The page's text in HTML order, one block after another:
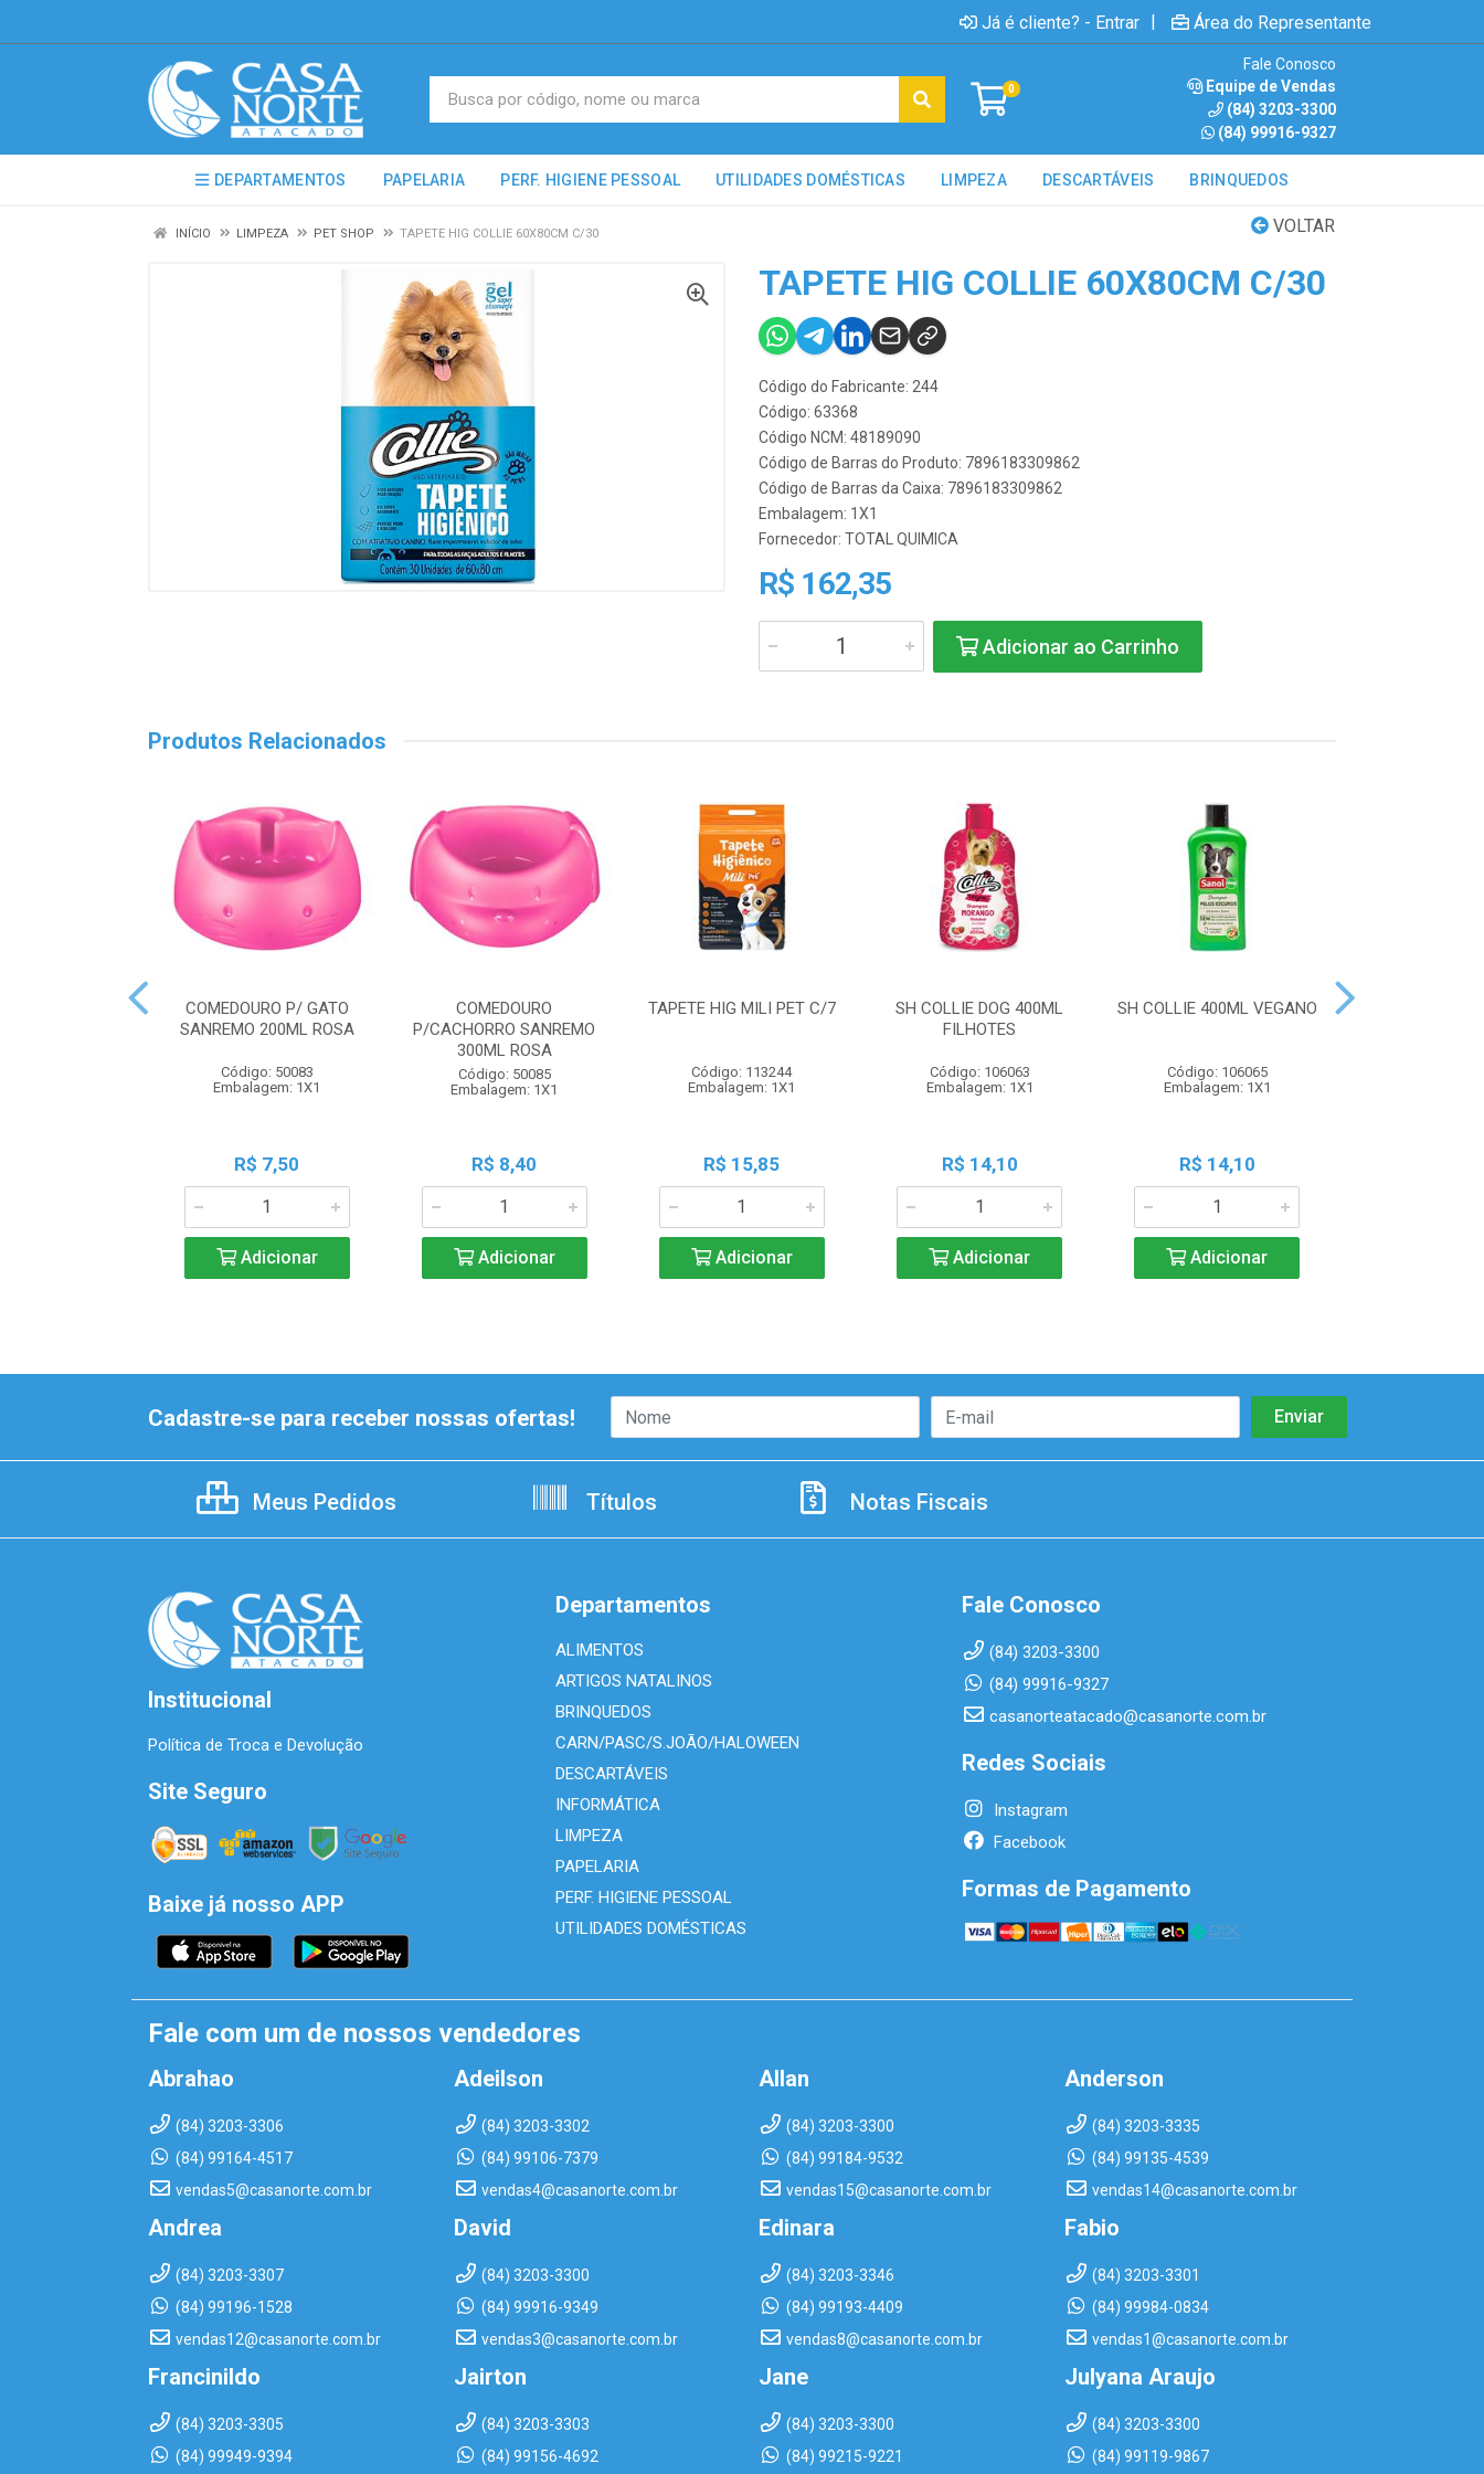
Já é cliente? - Entrar | Área do Representante
0
Fale Conosco
Equipe de Vendas
(84) 3203-3300
(84) 99916-9327
DEPARTAMENTOS PAPELARIA PERF. HIGIENE PESSOAL UTILIDADES DOMÉSTICAS LIMPEZA DESCARTÁVEIS BRINQUEDOS
VOLTAR
INÍCIO LIMPEZA PET SHOP TAPETE HIG COLLIE 60X80CM C/30
TAPETE HIG COLLIE 60X80CM C/30
Código do Fabricante: 244
Código: 63368
Código NCM: 48189090
Código de Barras do Produto: 7896183309862
Código de Barras da Caixa: 7896183309862
Embalagem: 1X1
Fornecedor: TOTAL QUIMICA
R$ 162,35
Adicionar ao Carrinho
Produtos Relacionados
COMEDOURO P/ GATO
SANREMO 200ML ROSA
Código: 50083
Embalagem: 1X1
R$ 7,50
Adicionar
COMEDOURO
P/CACHORRO SANREMO
300ML ROSA
Código: 50085
Embalagem: 1X1
R$ 8,40
Adicionar
TAPETE HIG MILI PET C/7
Código: 113244
Embalagem: 1X1
R$ 15,85
Adicionar
SH COLLIE DOG 400ML
FILHOTES
Código: 106063
Embalagem: 1X1
R$ 14,10
Adicionar
SH COLLIE 400ML VEGANO
Código: 106065
Embalagem: 1X1
R$ 14,10
Adicionar
Cadastre-se para receber nossas ofertas!
Meus Pedidos Títulos Notas Fiscais
Institucional
Política de Troca e Devolução
Site Seguro
Baixe já nosso APP
Departamentos
ALIMENTOS
ARTIGOS NATALINOS
BRINQUEDOS
CARN/PASC/S.JOÃO/HALOWEEN
DESCARTÁVEIS
INFORMÁTICA
LIMPEZA
PAPELARIA
PERF. HIGIENE PESSOAL
UTILIDADES DOMÉSTICAS
Fale Conosco
(84) 3203-3300
(84) 99916-9327
casanorteatacado@casanorte.com.br
Redes Sociais
Instagram
Facebook
Formas de Pagamento
Fale com um de nossos vendedores
Abrahao
(84) 3203-3306
(84) 99164-4517
vendas5@casanorte.com.br
Adeilson
(84) 3203-3302
(84) 99106-7379
vendas4@casanorte.com.br
Allan
(84) 3203-3300
(84) 99184-9532
vendas15@casanorte.com.br
Anderson
(84) 3203-3335
(84) 99135-4539
vendas14@casanorte.com.br
Andrea
(84) 3203-3307
(84) 99196-1528
vendas12@casanorte.com.br
David
(84) 3203-3300
(84) 99916-9349
vendas3@casanorte.com.br
Edinara
(84) 3203-3346
(84) 99193-4409
vendas8@casanorte.com.br
Fabio
(84) 3203-3301
(84) 99984-0834
vendas1@casanorte.com.br
Francinildo
(84) 3203-3305
(84) 99949-9394
Jairton
(84) 3203-3303
(84) 99156-4692
Jane
(84) 3203-3300
(84) 99215-9221
Julyana Araujo
(84) 3203-3300
(84) 99119-9867